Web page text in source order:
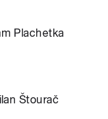
Plachetka
Štourač